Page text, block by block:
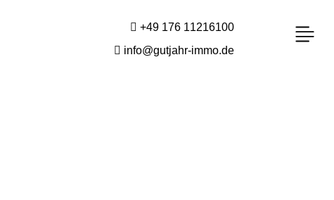
+49 176 11216100
info@gutjahr-immo.de